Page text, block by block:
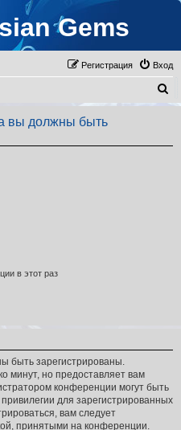
Gems
Вход
Регистрация
о
с
вы должны быть
в этот раз
быть зарегистрированы.
минут, но предоставляет вам
конференции могут быть
для зарегистрированных
вам следует
принятыми на конференции.